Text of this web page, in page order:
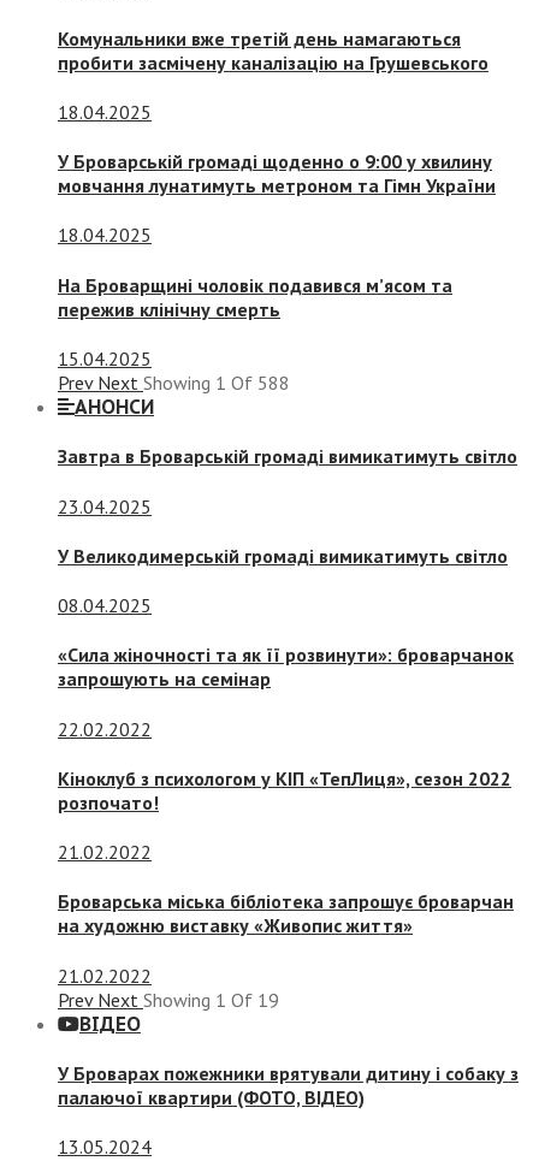
Комунальники вже третій день намагаються
пробити засмічену каналізацію на Грушевського
18.04.2025
У Броварській громаді щоденно о 9:00 у хвилину
мовчання лунатимуть метроном та Гімн України
18.04.2025
На Броварщині чоловік подавився м’ясом та
пережив клінічну смерть
15.04.2025
Prev Next Showing 1 Of 588
АНОНСИ
Завтра в Броварській громаді вимикатимуть світло
23.04.2025
У Великодимерській громаді вимикатимуть світло
08.04.2025
«Сила жіночності та як її розвинути»: броварчанок
запрошують на семінар
22.02.2022
Кіноклуб з психологом у КІП «ТепЛиця», сезон 2022
розпочато!
21.02.2022
Броварська міська бібліотека запрошує броварчан
на художню виставку «Живопис життя»
21.02.2022
Prev Next Showing 1 Of 19
ВІДЕО
У Броварах пожежники врятували дитину і собаку з
палаючої квартири (ФОТО, ВІДЕО)
13.05.2024